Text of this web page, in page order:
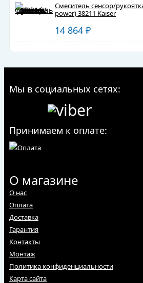
Смеситель сенсор/
power) 38211 Kaiser
14 864 ₽
Мы в социальных сетях:
Принимаем к оплате:
О магазине
О нас
Оплата
Доставка
Гарантия
Контакты
Монтаж
Политика конфиденциальности
Карта сайта